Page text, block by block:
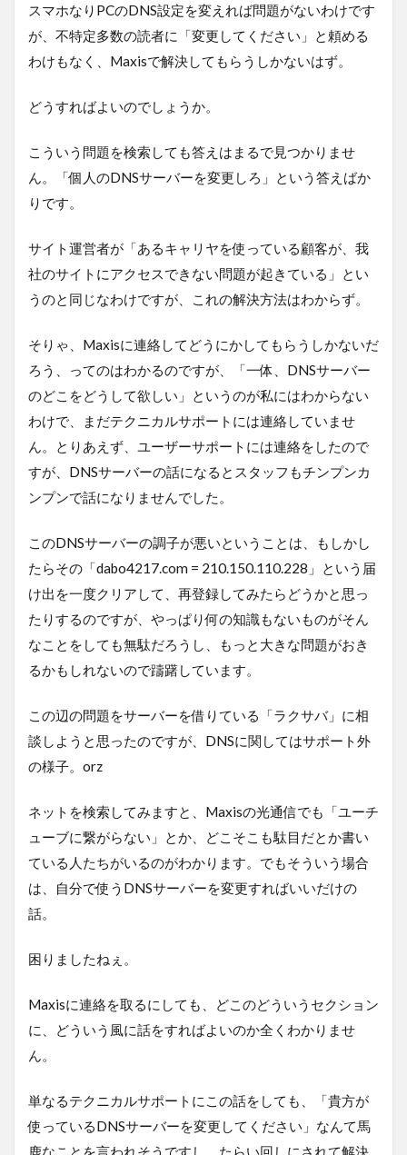
スマホなりPCのDNS設定を変えれば問題がないわけです
が、不特定多数の読者に「変更してください」と頼める
わけもなく、Maxisで解決してもらうしかないはず。
どうすればよいのでしょうか。
こういう問題を検索しても答えはまるで見つかりませ
ん。「個人のDNSサーバーを変更しろ」という答えばか
りです。
サイト運営者が「あるキャリヤを使っている顧客が、我
社のサイトにアクセスできない問題が起きている」とい
うのと同じなわけですが、これの解決方法はわからず。
そりゃ、Maxisに連絡してどうにかしてもらうしかないだ
ろう、ってのはわかるのですが、「一体、DNSサーバー
のどこをどうして欲しい」というのが私にはわからない
わけで、まだテクニカルサポートには連絡していませ
ん。とりあえず、ユーザーサポートには連絡をしたので
すが、DNSサーバーの話になるとスタッフもチンプンカ
ンプンで話になりませんでした。
このDNSサーバーの調子が悪いということは、もしかし
たらその「dabo4217.com = 210.150.110.228」という届
け出を一度クリアして、再登録してみたらどうかと思っ
たりするのですが、やっぱり何の知識もないものがそん
なことをしても無駄だろうし、もっと大きな問題がおき
るかもしれないので躊躇しています。
この辺の問題をサーバーを借りている「ラクサバ」に相
談しようと思ったのですが、DNSに関してはサポート外
の様子。orz
ネットを検索してみますと、Maxisの光通信でも「ユーチ
ューブに繋がらない」とか、どこそこも駄目だとか書い
ている人たちがいるのがわかります。でもそういう場合
は、自分で使うDNSサーバーを変更すればいいだけの
話。
困りましたねぇ。
Maxisに連絡を取るにしても、どこのどういうセクション
に、どういう風に話をすればよいのか全くわかりませ
ん。
単なるテクニカルサポートにこの話をしても、「貴方が
使っているDNSサーバーを変更してください」なんて馬
鹿なことを言われそうですし、たらい回しにされて解決